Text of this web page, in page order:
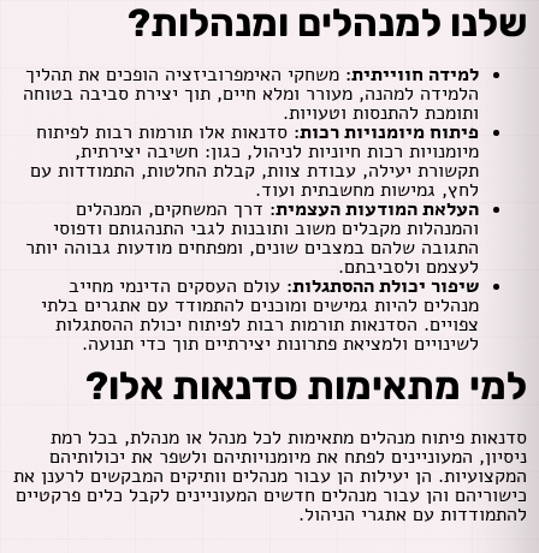
שלנו למנהלים ומנהלות?
למידה חווייתית: משחקי האימפרוביזציה הופכים את תהליך
הלמידה למהנה, מעורר ומלא חיים, תוך יצירת סביבה בטוחה
ותומכת להתנסות וטעויות.
פיתוח מיומנויות רכות: סדנאות אלו תורמות רבות לפיתוח
מיומנויות רכות חיוניות לניהול, כגון: חשיבה יצירתית,
תקשורת יעילה, עבודת צוות, קבלת החלטות, התמודדות עם
לחץ, גמישות מחשבתית ועוד.
העלאת המודעות העצמית: דרך המשחקים, המנהלים
והמנהלות מקבלים משוב ותובנות לגבי התנהגותם ודפוסי
התגובה שלהם במצבים שונים, ומפתחים מודעות גבוהה יותר
לעצמם ולסביבתם.
שיפור יכולת ההסתגלות: עולם העסקים הדינמי מחייב
מנהלים להיות גמישים ומוכנים להתמודד עם אתגרים בלתי
צפויים. הסדנאות תורמות רבות לפיתוח יכולת ההסתגלות
לשינויים ולמציאת פתרונות יצירתיים תוך כדי תנועה.
למי מתאימות סדנאות אלו?
סדנאות פיתוח מנהלים מתאימות לכל מנהל או מנהלת, בכל רמת
ניסיון, המעוניינים לפתח את מיומנויותיהם ולשפר את יכולותיהם
המקצועיות. הן יעילות הן עבור מנהלים וותיקים המבקשים לרענן את
כישוריהם והן עבור מנהלים חדשים המעוניינים לקבל כלים פרקטיים
להתמודדות עם אתגרי הניהול.